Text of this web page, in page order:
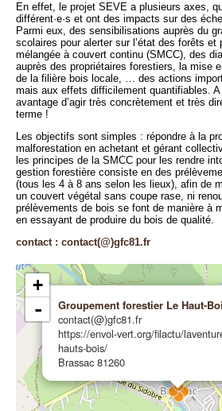
En effet, le projet SEVE a plusieurs axes,
différent·e·s et ont des impacts sur des
Parmi eux, des sensibilisations auprès du
scolaires pour alerter sur l’état des forêts
mélangée à couvert continu (SMCC), des
auprès des propriétaires forestiers, la mise
de la filière bois locale, … des actions
mais aux effets difficilement quantifiables. A
avantage d’agir très concrètement et très
terme !
Les objectifs sont simples : répondre à la
malforestation en achetant et gérant
les principes de la SMCC pour les rendre
gestion forestière consiste en des
(tous les 4 à 8 ans selon les lieux), afin de
un couvert végétal sans coupe rase, ni
prélèvements de bois se font de manière à
en essayant de produire du bois de qualité.
contact : contact(@)gfc81.fr
Groupement forestier Le Haut-
contact(@)gfc81.fr
https://envol-vert.org/filactu/
hauts-bois/
Brassac 81260
+
-